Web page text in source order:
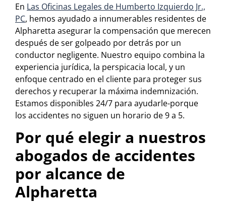
En Las Oficinas Legales de Humberto Izquierdo Jr.,
PC, hemos ayudado a innumerables residentes de
Alpharetta asegurar la compensación que merecen
después de ser golpeado por detrás por un
conductor negligente. Nuestro equipo combina la
experiencia jurídica, la perspicacia local, y un
enfoque centrado en el cliente para proteger sus
derechos y recuperar la máxima indemnización.
Estamos disponibles 24/7 para ayudarle-porque
los accidentes no siguen un horario de 9 a 5.
Por qué elegir a nuestros
abogados de accidentes
por alcance de
Alpharetta